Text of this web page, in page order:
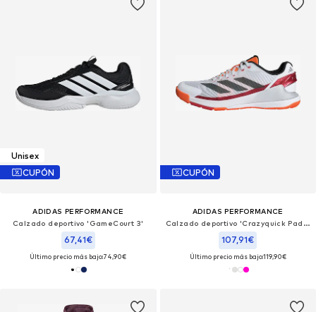
Unisex
CUPÓN
ADIDAS PERFORMANCE
Calzado deportivo 'GameCourt 3'
67,41€
Último precio más bajo:74,90€
CUPÓN
ADIDAS PERFORMANCE
Calzado deportivo 'Crazyquick Padel'
107,91€
Último precio más bajo:119,90€